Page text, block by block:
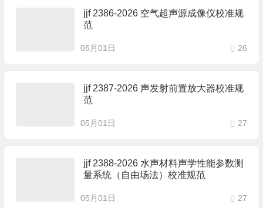
jjf 2386-2026 空气超声源成像仪校准规
范
05月01日 26
jjf 2387-2026 声发射前置放大器校准规
范
05月01日 27
jjf 2388-2026 水声材料声学性能参数测
量系统（自由场法）校准规范
05月01日 27